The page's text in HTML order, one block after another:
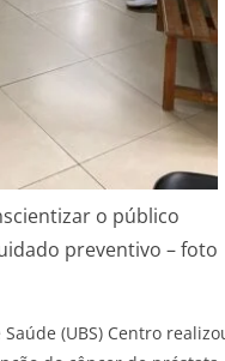
o público
preventivo – foto
(UBS) Centro